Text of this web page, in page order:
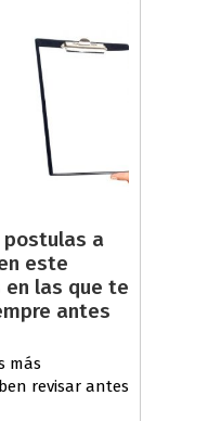
postulas a
este
las que te
antes
más
revisar antes